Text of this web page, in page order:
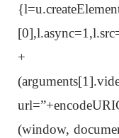
+
(window,